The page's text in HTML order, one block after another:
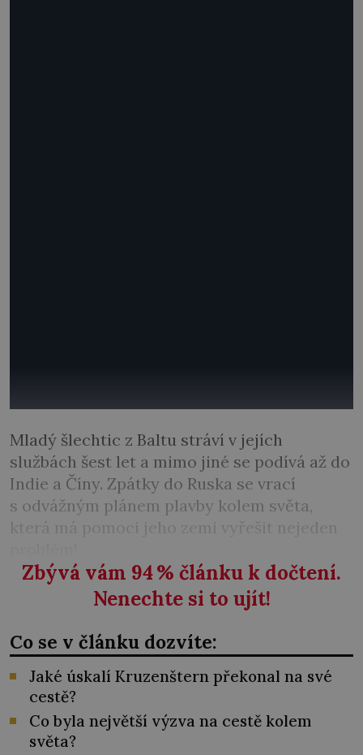
Mladý šlechtic z Baltu stráví v jejích
službách šest let a mimo jiné se podívá až do
Indie a Číny. Zpátky do Ruska se vrací
s odvážným plánem plavby kolem světa,
která má pomoci jeho zemi vyřešit nejeden
Zbývá vám 94% článku k dočtení.
Nenechte si to ujít!
Co se v článku dozvíte:
Jaké úskalí Kruzenštern překonal na své
cestě?
Co byla největší výzva na cestě kolem
světa?